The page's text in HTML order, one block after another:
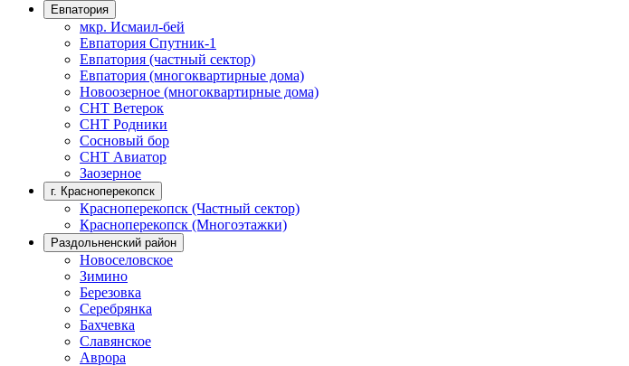
Евпатория
мкр. Исмаил-бей
Евпатория Спутник-1
Евпатория (частный сектор)
Евпатория (многоквартирные дома)
Новоозерное (многоквартирные дома)
СНТ Ветерок
СНТ Родники
Сосновый бор
СНТ Авиатор
Заозерное
г. Красноперекопск
Красноперекопск (Частный сектор)
Красноперекопск (Многоэтажки)
Раздольненский район
Новоселовское
Зимино
Березовка
Серебрянка
Бахчевка
Славянское
Аврора